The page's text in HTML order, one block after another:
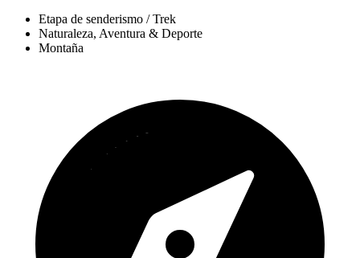
Etapa de senderismo / Trek
Naturaleza, Aventura & Deporte
Montaña